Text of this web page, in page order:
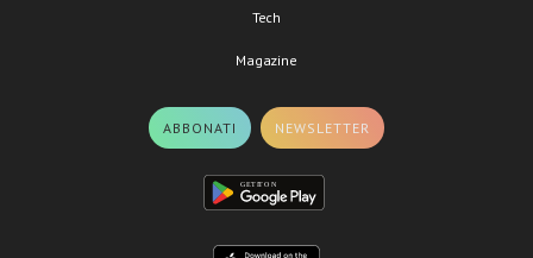
Tech
Magazine
ABBONATI NEWSLETTER